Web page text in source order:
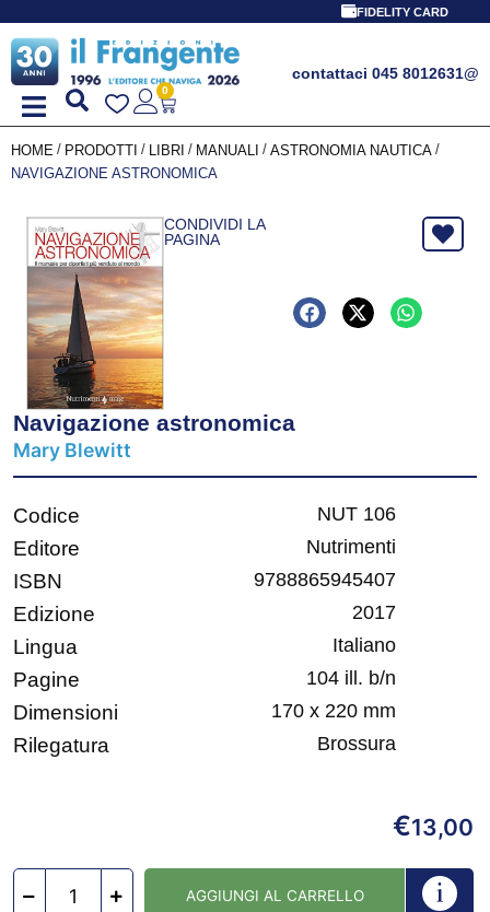
FIDELITY CARD
contattaci 045 8012631@
0
HOME / PRODOTTI / LIBRI / MANUALI / ASTRONOMIA NAUTICA /
NAVIGAZIONE ASTRONOMICA
CONDIVIDI LA
PAGINA
Navigazione astronomica
Mary Blewitt
Codice NUT 106
Editore Nutrimenti
ISBN 9788865945407
Edizione 2017
Lingua Italiano
Pagine 104 ill. b/n
Dimensioni 170 x 220 mm
Rilegatura Brossura
€13,00
AGGIUNGI AL CARRELLO